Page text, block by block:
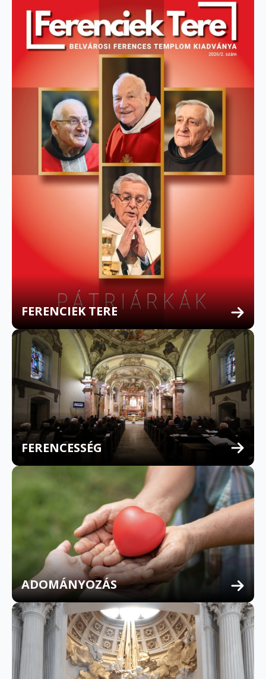
FERENCIEK TERE
FERENCESSÉG
MULTILINGUAL CONFESSION
ADOMÁNYOZÁS